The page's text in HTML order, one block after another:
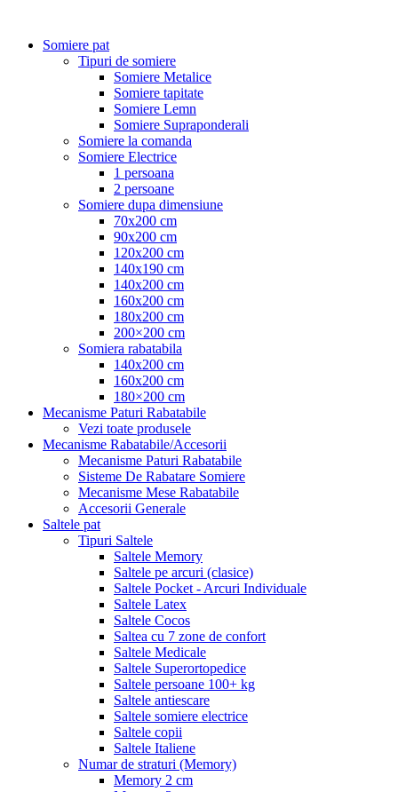
Somiere pat
Tipuri de somiere
Somiere Metalice
Somiere tapitate
Somiere Lemn
Somiere Supraponderali
Somiere la comanda
Somiere Electrice
1 persoana
2 persoane
Somiere dupa dimensiune
70x200 cm
90x200 cm
120x200 cm
140x190 cm
140x200 cm
160x200 cm
180x200 cm
200×200 cm
Somiera rabatabila
140x200 cm
160x200 cm
180×200 cm
Mecanisme Paturi Rabatabile
Vezi toate produsele
Mecanisme Rabatabile/Accesorii
Mecanisme Paturi Rabatabile
Sisteme De Rabatare Somiere
Mecanisme Mese Rabatabile
Accesorii Generale
Saltele pat
Tipuri Saltele
Saltele Memory
Saltele pe arcuri (clasice)
Saltele Pocket - Arcuri Individuale
Saltele Latex
Saltele Cocos
Saltea cu 7 zone de confort
Saltele Medicale
Saltele Superortopedice
Saltele persoane 100+ kg
Saltele antiescare
Saltele somiere electrice
Saltele copii
Saltele Italiene
Numar de straturi (Memory)
Memory 2 cm